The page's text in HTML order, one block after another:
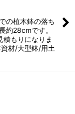
の植木鉢の落ち
約28cmです。
もりになりま
材/大型鉢/用土